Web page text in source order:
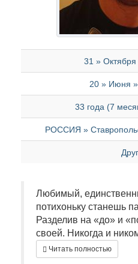
31 » Октября
20 » Июня »
33 года (7
РОССИЯ »
Любимый,
потихоньку станешь
Разделив на «до» и
своей. Никогда и
Читать полностью